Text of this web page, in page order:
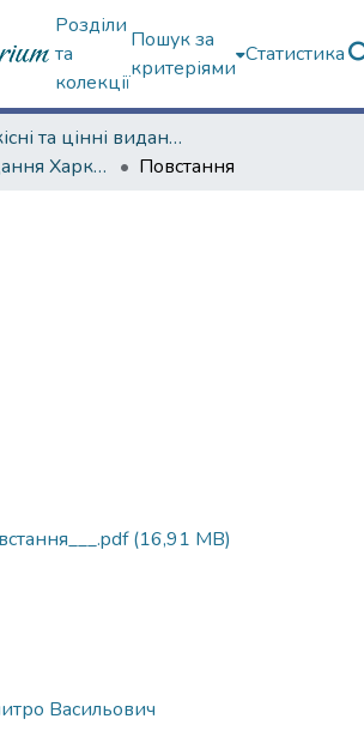
Розділи
та
колекції
Пошук за
критеріями
Статистика
9. Рідкісні та цінні видання
4. Рідкісні видання Харкова ХХ ст.
Повстання
(16,91 MB)
Васильович